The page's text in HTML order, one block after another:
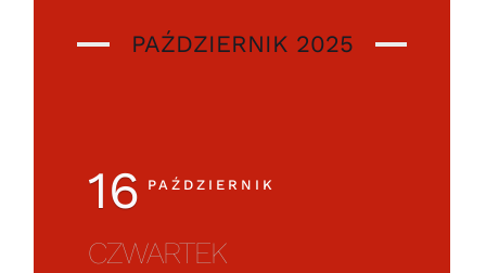
PAŹDZIERNIK 2025
16 PAŹDZIERNIK
CZWARTEK